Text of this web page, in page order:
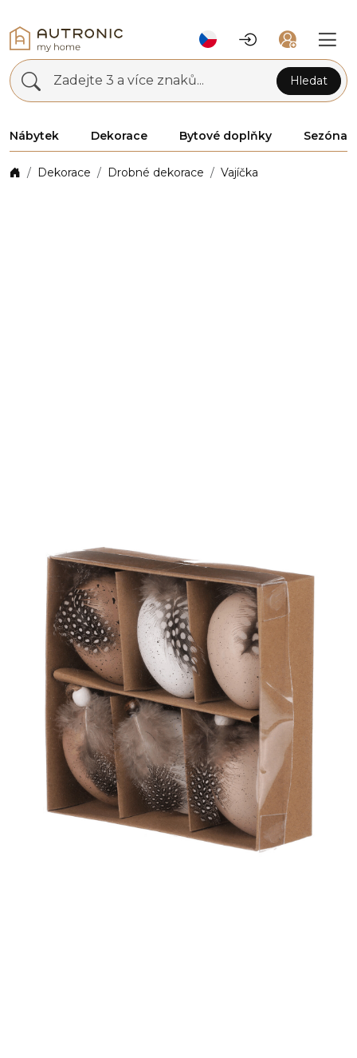
Zadejte 3 a více znaků... Hledat
Nábytek Dekorace Bytové doplňky Sezóna
Dekorace Drobné dekorace Vajíčka